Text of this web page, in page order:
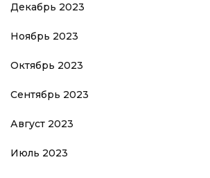
Декабрь 2023
Ноябрь 2023
Октябрь 2023
Сентябрь 2023
Август 2023
Июль 2023